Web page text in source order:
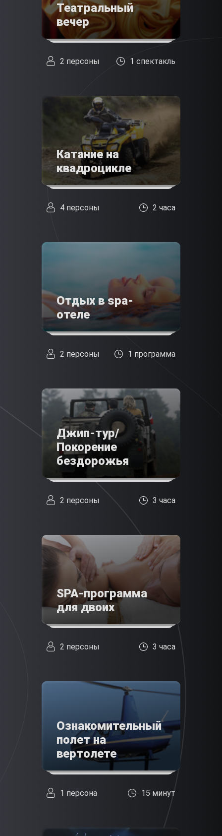
Театральный
вечер
2 персоны 1 спектакль
Катание на
квадроцикле
4 персоны 2 часа
Отдых в spa-
отеле
2 персоны 1 программа
Джип-тур/
Покорение
бездорожья
2 персоны 3 часа
SPA-программа
для двоих
2 персоны 3 часа
Ознакомительный
полет на
вертолете
1 персона 15 минут